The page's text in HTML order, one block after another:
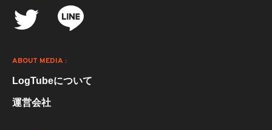
ABOUT MEDIA :
LogTubeについて
運営会社